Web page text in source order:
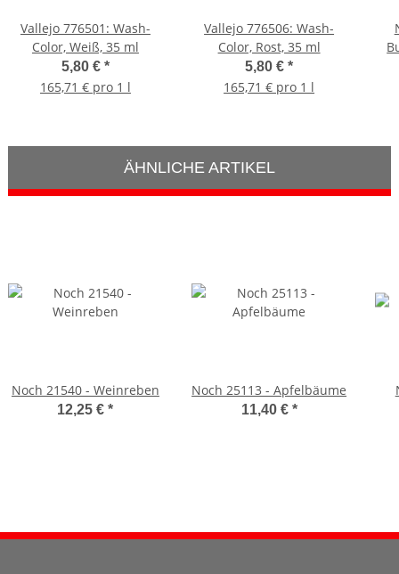
Vallejo 776501: Wash-
Color, Weiß, 35 ml
5,80 € *
165,71 € pro 1 l
Vallejo 776506: Wash-
Color, Rost, 35 ml
5,80 €*
165,71 € pro 1 l
ÄHNLICHE ARTIKEL
Noch 21540 - Weinreben
12,25 €*
Noch 25113 - Apfelbäume
11,40 € *